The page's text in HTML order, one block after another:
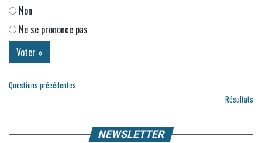
Non
Ne se prononce pas
Questions précédentes
Résultats
NEWSLETTER